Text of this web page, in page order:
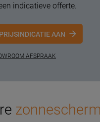
indicatieve offerte.
AAN
AFSPRAAK
zonnescherm